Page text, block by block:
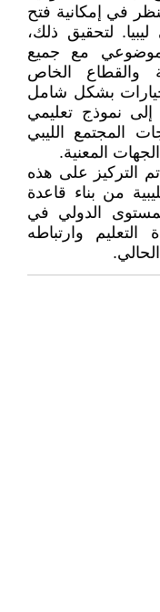
في إمكانية فتح
لتحقيق ذلك،
مع جميع
والقطاع الخاص
بشكل شامل
إلى نموذج تعليمي
المجتمع الليبي
المعنية.
التركيز على هذه
من بناء قاعدة
الدولي في
وارتباطه